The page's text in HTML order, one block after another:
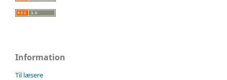
Information
Til læsere